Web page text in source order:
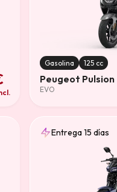
Gasolina 125 cc
Peugeot Pulsion
EVO
Entrega 15 días